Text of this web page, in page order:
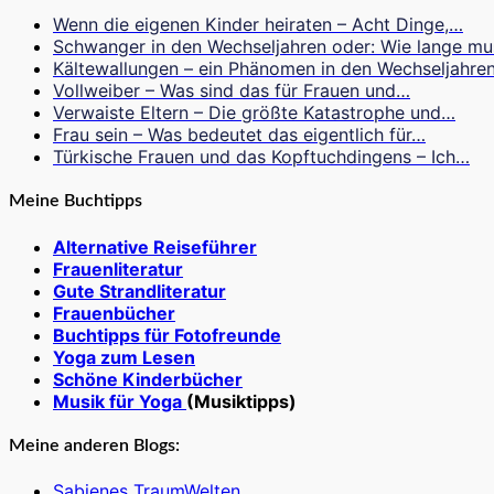
Wenn die eigenen Kinder heiraten – Acht Dinge,…
Schwanger in den Wechseljahren oder: Wie lange
Kältewallungen – ein Phänomen in den
Vollweiber – Was sind das für Frauen und…
Verwaiste Eltern – Die größte Katastrophe und…
Frau sein – Was bedeutet das eigentlich für…
Türkische Frauen und das Kopftuchdingens – Ich…
Meine Buchtipps
Alternative Reiseführer
Frauenliteratur
Gute Strandliteratur
Frauenbücher
Buchtipps für Fotofreunde
Yoga zum Lesen
Schöne Kinderbücher
Musik für Yoga (Musiktipps)
Meine anderen Blogs: